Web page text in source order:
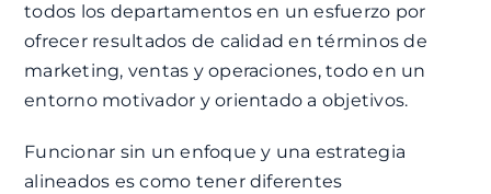
todos los departamentos en un esfuerzo por
ofrecer resultados de calidad en términos de
marketing, ventas y operaciones, todo en un
entorno motivador y orientado a objetivos.
Funcionar sin un enfoque y una estrategia
alineados es como tener diferentes